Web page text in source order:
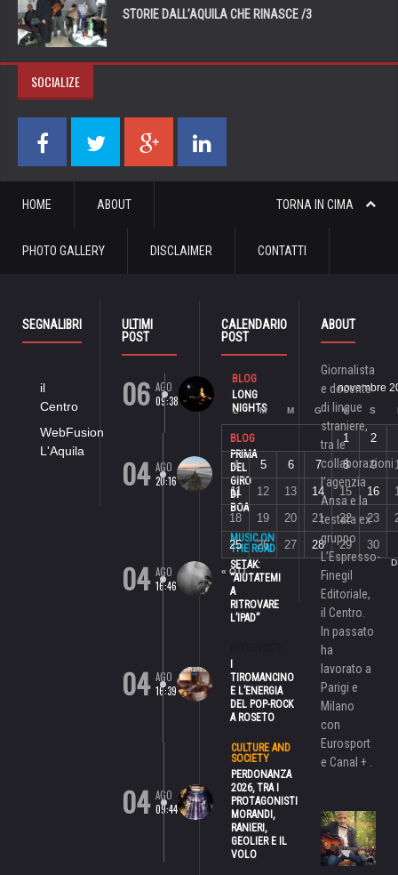
STORIE DALL’AQUILA CHE RINASCE /3
SOCIALIZE
TORNA IN CIMA
HOME ABOUT
PHOTO GALLERY DISCLAIMER CONTATTI
SEGNALIBRI
il
Centro
WebFusion
L'Aquila
ULTIMI
POST
06 AGO
09:38
BLOG
LONG
NIGHTS
04 AGO
20:16
BLOG
PRIMA
DEL
GIRO
DI
BOA
04 AGO
16:46
MUSIC ON
THE ROAD
SETAK:
“AIUTATEMI
A
RITROVARE
L’IPAD”
04 AGO
16:39
TIROMANCINO
E L’ENERGIA
DEL POP-ROCK
A ROSETO
04 AGO
09:44
CULTURE AND
SOCIETY
PERDONANZA
2026, TRA I
PROTAGONISTI
MORANDI,
RANIERI,
GEOLIER E IL
VOLO
CALENDARIO
POST
novembre
L M M G V S
« OTT
1 2
4
5 6 7 8 9
11
12 13 14 15 16
18
19 20 21 22 23
25
26 27 28 29 30
ABOUT
Giornalista
e docente
di lingue
straniere,
tra le
collaborazioni
l’agenzia
Ansa e la
testata ex
gruppo
L’Espresso-
Finegil
Editoriale,
il Centro.
In passato
ha
lavorato a
Parigi e
Milano
con
Eurosport
e Canal + .